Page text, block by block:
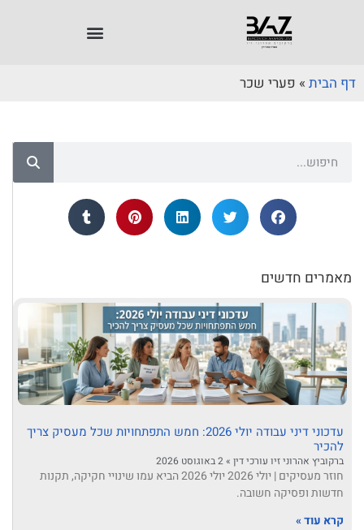
דף הבית » פערי שכר
מאמרים חדשים
עדכוני דיני עבודה יולי 2026: חמש התפתחויות שכל מעסיק צריך
להכיר
ברקוביץ אהרוני זיו עורכי דין
חוזר מעסיקים | יולי 2026 יולי 2026 הביא עמו שינויי חקיקה, תקנות
חדשות ופסיקה חשובה.
קרא עוד »